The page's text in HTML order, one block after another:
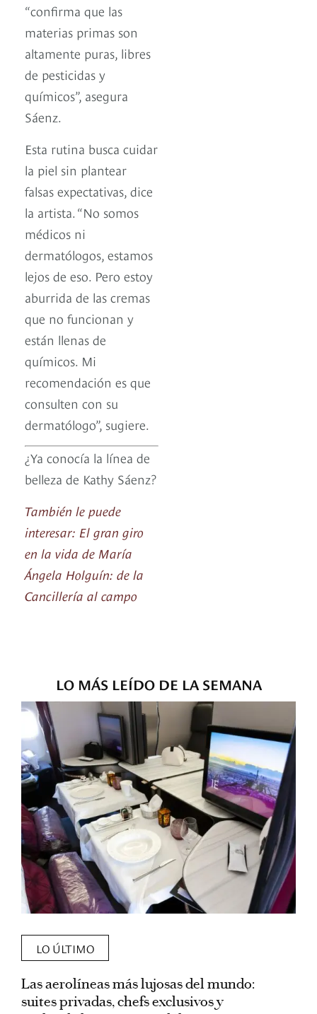
“confirma que las
materias primas son
altamente puras, libres
de pesticidas y
químicos”, asegura
Sáenz.
Esta rutina busca cuidar
la piel sin plantear
falsas expectativas, dice
la artista. “No somos
médicos ni
dermatólogos, estamos
lejos de eso. Pero estoy
aburrida de las cremas
que no funcionan y
están llenas de
químicos. Mi
recomendación es que
consulten con su
dermatólogo”, sugiere.
¿Ya conocía la línea de
belleza de Kathy Sáenz?
También le puede
interesar: El gran giro
en la vida de María
Ángela Holguín: de la
Cancillería al campo
LO MÁS LEÍDO DE LA SEMANA
LO ÚLTIMO
Las aerolíneas más lujosas del mundo:
suites privadas, chefs exclusivos y